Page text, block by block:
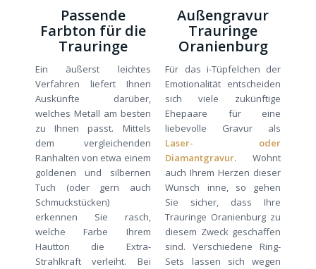
Passende
Farbton für die
Trauringe
Ein äußerst leichtes
Verfahren liefert Ihnen
Auskünfte darüber,
welches Metall am besten
zu Ihnen passt. Mittels
dem vergleichenden
Ranhalten von etwa einem
goldenen und silbernen
Tuch (oder gern auch
Schmuckstücken)
erkennen Sie rasch,
welche Farbe Ihrem
Hautton die Extra-
Strahlkraft verleiht. Bei
Außengravur
Trauringe
Oranienburg
Für das i-Tüpfelchen der
Emotionalität entscheiden
sich viele zukünftige
Ehepaare für eine
liebevolle Gravur als
Laser- oder
Diamantgravur. Wohnt
auch Ihrem Herzen dieser
Wunsch inne, so gehen
Sie sicher, dass Ihre
Trauringe Oranienburg zu
diesem Zweck geschaffen
sind. Verschiedene Ring-
Sets lassen sich wegen